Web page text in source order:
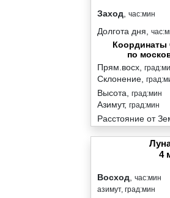
Заход час:мин
Долгота дня,
Координаты
по
Прям.восх,
Склонение,
Высота, град:мин
Азимут, град:мин
Расстояние от
4
Восход час:мин
азимут, град:мин